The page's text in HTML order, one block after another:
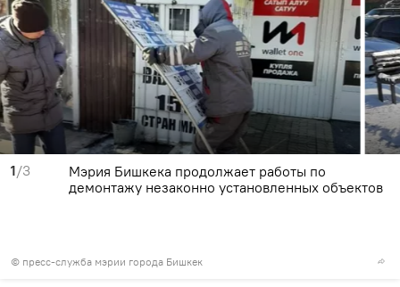
1/3
© пресс-служба мэрии города Бишкек
Мэрия Бишкека продолжает работы по
демонтажу незаконно установленных объектов